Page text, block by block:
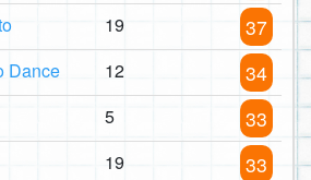
19 37
Dance 12 34
5 33
19 33